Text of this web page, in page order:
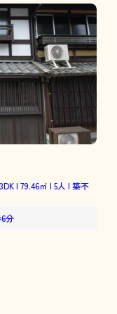
| 79.46㎡ | 5人 | 築不
分